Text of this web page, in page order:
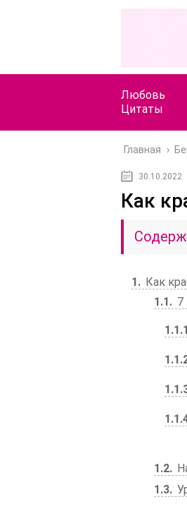
Любовь
Цитаты
Главная ›
30.10.2022
Как
1
Как
1.1
7
1.1.1
1.2
1.3